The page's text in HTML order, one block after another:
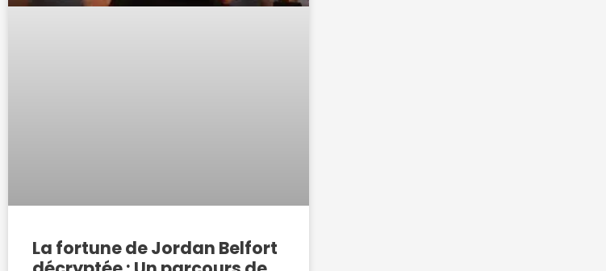
La fortune de Jordan Belfort